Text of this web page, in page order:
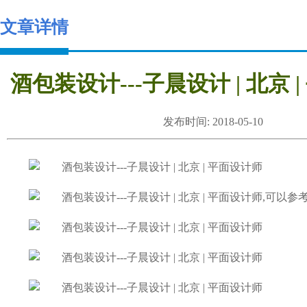
文章详情
酒包装设计---子晨设计 | 北京
发布时间: 2018-05-10
,可以参